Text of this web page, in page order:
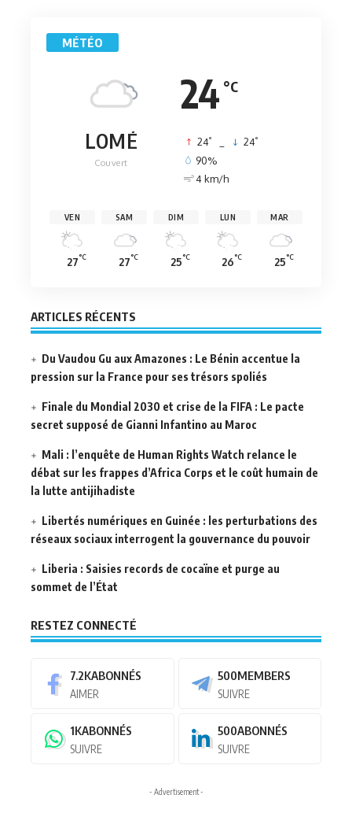
MÉTÉO
24 °C
LOMÉ
Couvert
24° 24°
90%
4 km/h
VEN
27°C
SAM
27°C
DIM
25°C
LUN
26°C
MAR
25°C
ARTICLES RÉCENTS
Du Vaudou Gu aux Amazones : Le Bénin accentue la
pression sur la France pour ses trésors spoliés
Finale du Mondial 2030 et crise de la FIFA : Le pacte
secret supposé de Gianni Infantino au Maroc
Mali : l’enquête de Human Rights Watch relance le
débat sur les frappes d’Africa Corps et le coût humain de
la lutte antijihadiste
Libertés numériques en Guinée : les perturbations des
réseaux sociaux interrogent la gouvernance du pouvoir
Liberia : Saisies records de cocaïne et purge au
sommet de l’État
RESTEZ CONNECTÉ
7.2KABONNÉS
AIMER
500MEMBERS
SUIVRE
1KABONNÉS
SUIVRE
500ABONNÉS
SUIVRE
- Advertisement -